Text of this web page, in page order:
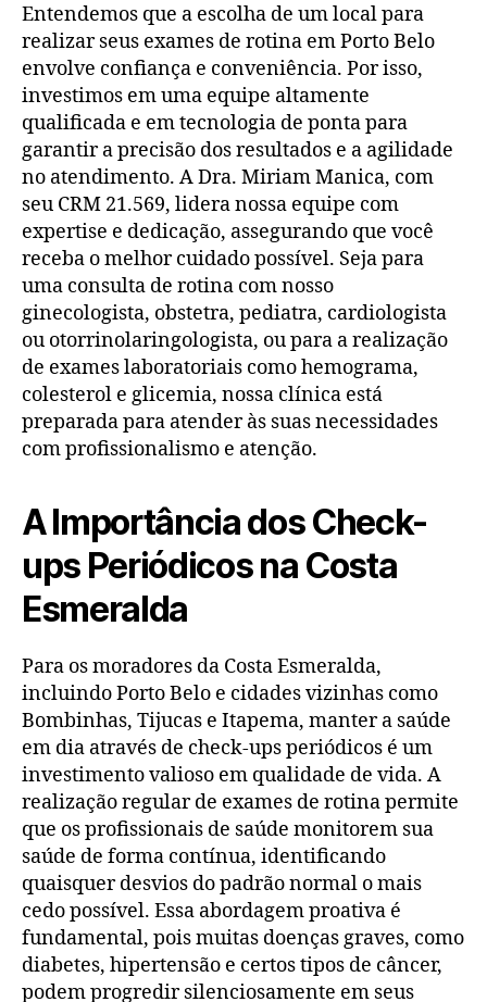
Entendemos que a escolha de um local para
realizar seus exames de rotina em Porto Belo
envolve confiança e conveniência. Por isso,
investimos em uma equipe altamente
qualificada e em tecnologia de ponta para
garantir a precisão dos resultados e a agilidade
no atendimento. A Dra. Miriam Manica, com
seu CRM 21.569, lidera nossa equipe com
expertise e dedicação, assegurando que você
receba o melhor cuidado possível. Seja para
uma consulta de rotina com nosso
ginecologista, obstetra, pediatra, cardiologista
ou otorrinolaringologista, ou para a realização
de exames laboratoriais como hemograma,
colesterol e glicemia, nossa clínica está
preparada para atender às suas necessidades
com profissionalismo e atenção.
A Importância dos Check-
ups Periódicos na Costa
Esmeralda
Para os moradores da Costa Esmeralda,
incluindo Porto Belo e cidades vizinhas como
Bombinhas, Tijucas e Itapema, manter a saúde
em dia através de check-ups periódicos é um
investimento valioso em qualidade de vida. A
realização regular de exames de rotina permite
que os profissionais de saúde monitorem sua
saúde de forma contínua, identificando
quaisquer desvios do padrão normal o mais
cedo possível. Essa abordagem proativa é
fundamental, pois muitas doenças graves, como
diabetes, hipertensão e certos tipos de câncer,
podem progredir silenciosamente em seus